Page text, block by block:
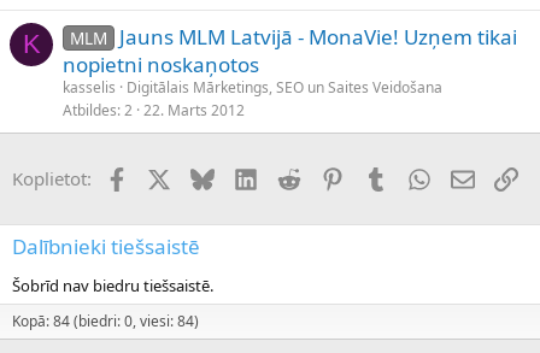
K MLM
Jauns MLM Latvijā - MonaVie! Uzņem tikai
nopietni noskaņotos
kasselis
Digitālais Mārketings, SEO un Saites Veidošana
Atbildes 2 22. Marts 2012
Koplietot: FacebookX (Twitter)
BlueskyLinkedInReddit PinterestTumblrWhatsApp
E-pasts
Dalībnieki tiešsaistē
Šobrīd nav biedru tiešsaistē.
Kopā: 84 (biedri: 0, viesi: 84)